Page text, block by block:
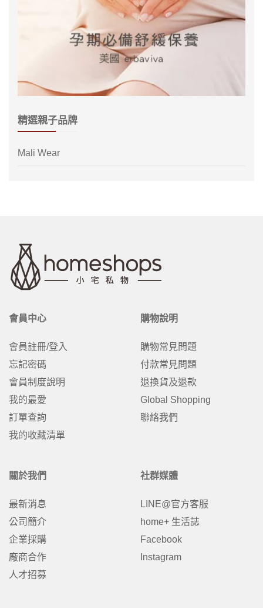
精選親子品牌
Mali Wear
會員中心
會員註冊/登入
忘記密碼
會員制度說明
我的最愛
訂單查詢
我的收藏清單
購物說明
購物常見問題
付款常見問題
退換貨及退款
Global Shopping
聯絡我們
關於我們
最新消息
公司簡介
企業採購
廠商合作
人才招募
社群媒體
LINE@官方客服
home+ 生活誌
Facebook
Instagram